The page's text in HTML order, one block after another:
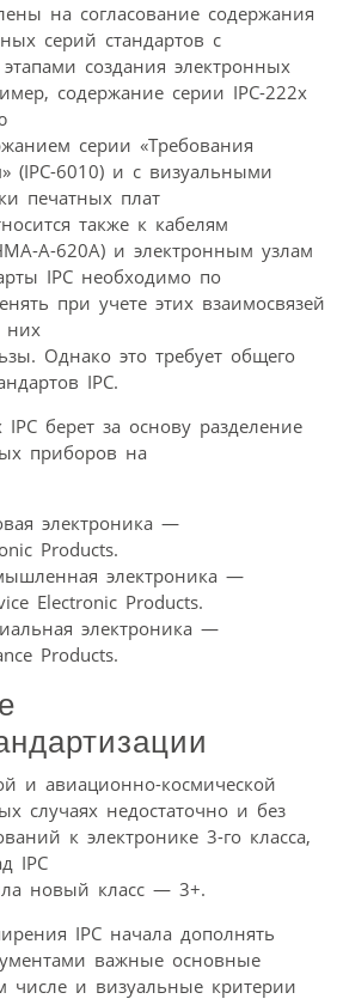
на согласование содержания
серий стандартов с
создания электронных
содержание серии IPC-222x
серии «Требования
(IPC-6010) и с визуальными
печатных плат
также к кабелям
A-620A) и электронным узлам
IPC необходимо по
при учете этих взаимосвязей
них
Однако это требует общего
IPC.
IPC берет за основу разделение
приборов на
электроника —
Products.
электроника —
Electronic Products.
электроника —
Products.
и авиационно-космической
случаях недостаточно и без
к электронике 3-го класса,
IPC
новый класс — 3+.
IPC начала дополнять
важные основные
числе и визуальные критерии